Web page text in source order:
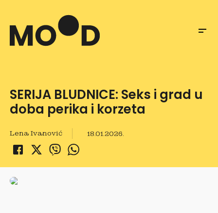
SERIJA BLUDNICE: Seks i grad u
doba perika i korzeta
Lena Ivanović 18.01.2026.